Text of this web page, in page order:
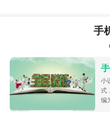
⭐⭐⭐⭐⭐⭐⭐⭐满足以上条
1， 我方游戏转入：
以下转游福利二选一：
一，转游后角色单日充
100%（要玩家在新角色
手
小
式
编